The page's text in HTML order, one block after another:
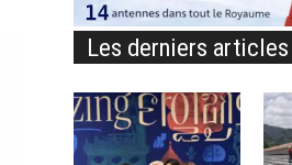
Les derniers articles